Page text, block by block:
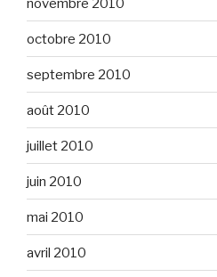
octobre 2010
septembre 2010
août 2010
juillet 2010
juin 2010
mai 2010
avril 2010